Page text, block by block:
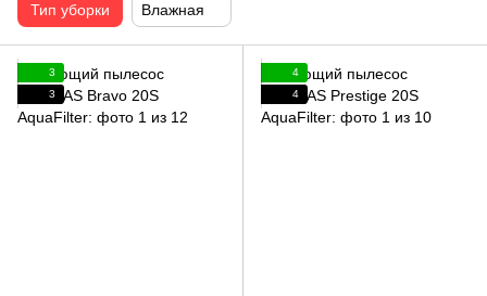
Тип уборки Влажная
3
3
4
4